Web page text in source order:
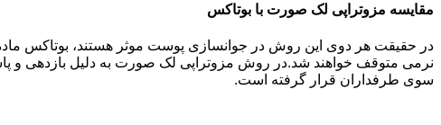
مقایسه مزوتراپی لک صورت با بوتاکس
در حقیقت هر دوی این روش در جوانسازی پوست موثر هستند، بوتاکس
نرمی متوقف خواهند شد.در روش مزوتراپی لک صورت به دلیل بازدهی و
سوی طرفداران قرار گرفته است.